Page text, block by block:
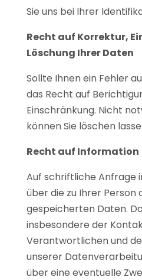
Sie uns bei Ihrer
Recht auf Korrektur,
Löschung Ihrer Daten
Sollte Ihnen ein Fehler
das Recht auf
Einschränkung. Nicht
können Sie löschen
Recht auf Information
Auf schriftliche Anfrage
über die zu Ihrer Person
gespeicherten Daten.
insbesondere der
Verantwortlichen und
unserer
über eine eventuelle